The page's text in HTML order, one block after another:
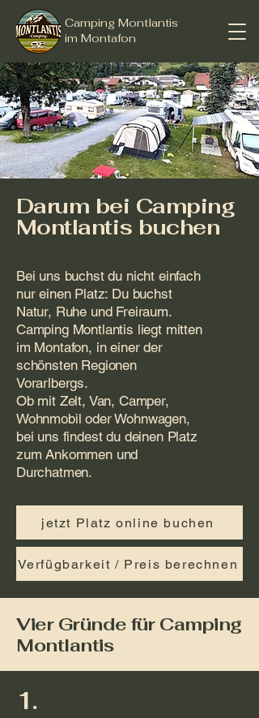
Camping Montlantis
im Montafon
Darum bei Camping
Montlantis buchen
Bei uns buchst du nicht einfach
nur einen Platz: Du buchst
Natur, Ruhe und Freiraum.
Camping Montlantis liegt mitten
im Montafon, in einer der
schönsten Regionen
Vorarlbergs.
Ob mit Zelt, Van, Camper,
Wohnmobil oder Wohnwagen,
bei uns findest du deinen Platz
zum Ankommen und
Durchatmen.
jetzt Platz online buchen
Verfügbarkeit / Preis berechnen
Vier Gründe für Camping
Montlantis
1.